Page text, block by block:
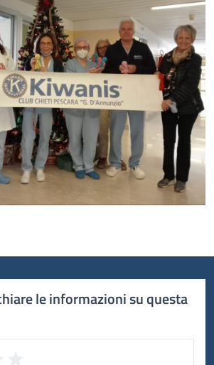
le informazioni su questa